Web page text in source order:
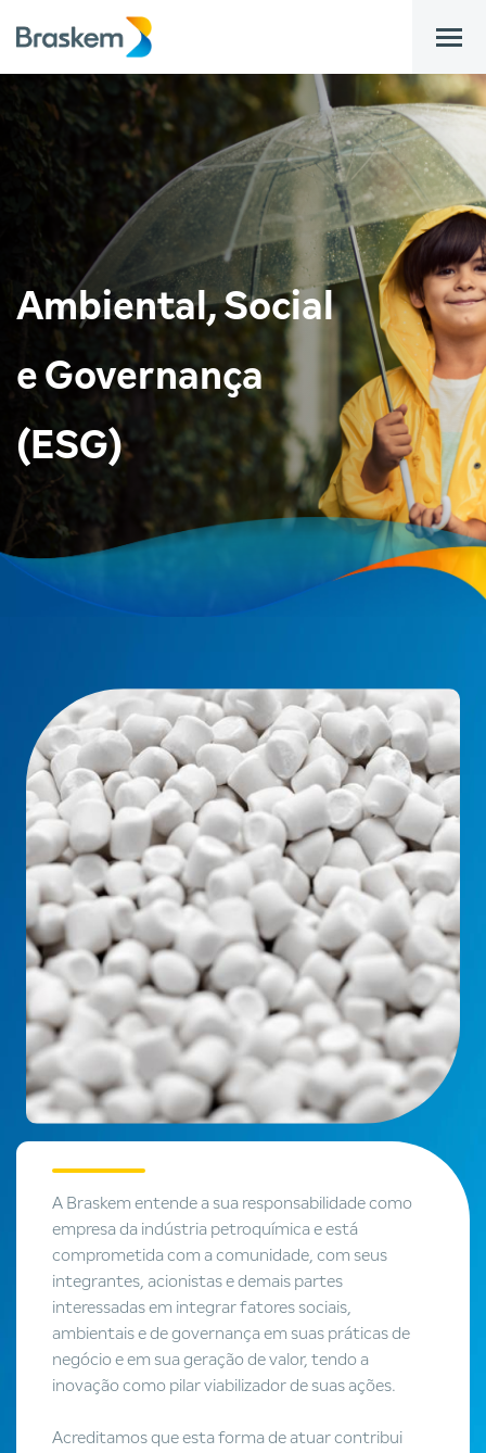
bar
Ambiental, Social
e Governança
(ESG)
A Braskem entende a sua responsabilidade como
empresa da indústria petroquímica e está
comprometida com a comunidade, com seus
integrantes, acionistas e demais partes
interessadas em integrar fatores sociais,
ambientais e de governança em suas práticas de
negócio e em sua geração de valor, tendo a
inovação como pilar viabilizador de suas ações.
Acreditamos que esta forma de atuar contribui